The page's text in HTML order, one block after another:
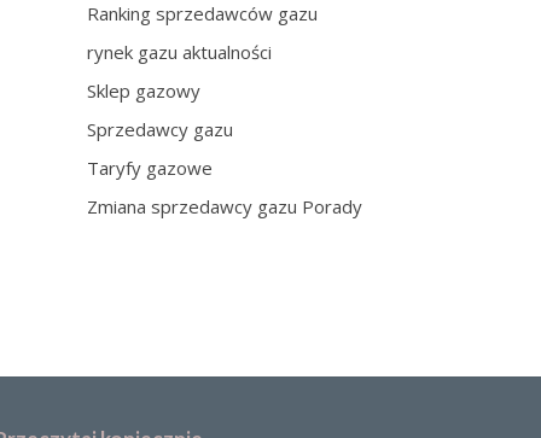
Ranking sprzedawców gazu
rynek gazu aktualności
Sklep gazowy
Sprzedawcy gazu
Taryfy gazowe
Zmiana sprzedawcy gazu Porady